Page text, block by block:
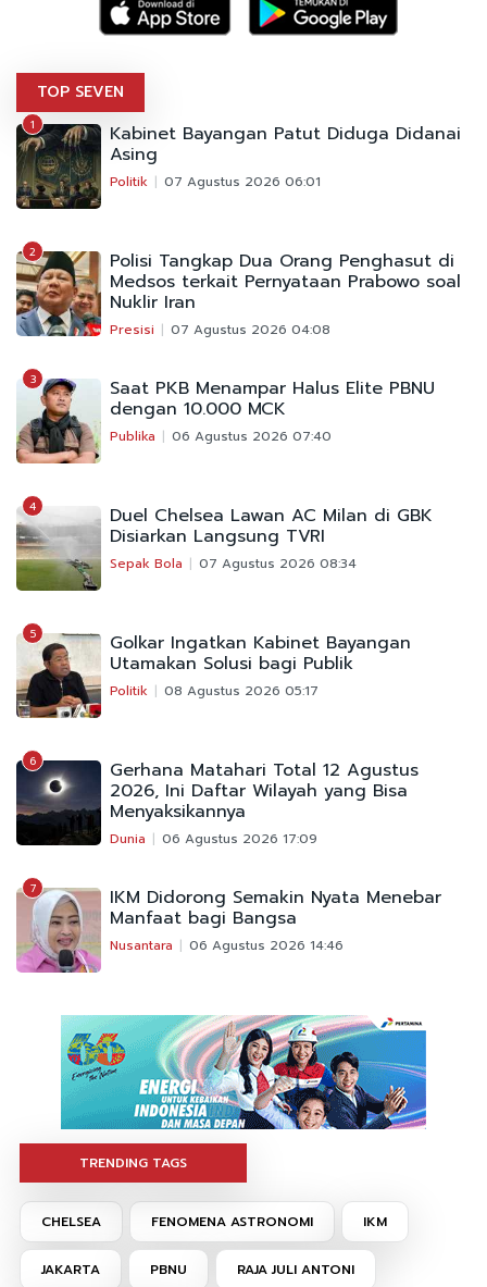
TOP SEVEN
1 Kabinet Bayangan Patut Diduga Didanai
Asing
Politik 07 Agustus 2026 06:01
2 Polisi Tangkap Dua Orang Penghasut di
Medsos terkait Pernyataan Prabowo soal
Nuklir Iran
Presisi 07 Agustus 2026 04:08
3 Saat PKB Menampar Halus Elite PBNU
dengan 10.000 MCK
Publika 06 Agustus 2026 07:40
4 Duel Chelsea Lawan AC Milan di GBK
Disiarkan Langsung TVRI
Sepak Bola 07 Agustus 2026 08:34
5 Golkar Ingatkan Kabinet Bayangan
Utamakan Solusi bagi Publik
Politik 08 Agustus 2026 05:17
6 Gerhana Matahari Total 12 Agustus
2026, Ini Daftar Wilayah yang Bisa
Menyaksikannya
Dunia 06 Agustus 2026 17:09
7 IKM Didorong Semakin Nyata Menebar
Manfaat bagi Bangsa
Nusantara 06 Agustus 2026 14:46
TRENDING TAGS
CHELSEA FENOMENA ASTRONOMI IKM
JAKARTA PBNU RAJA JULI ANTONI